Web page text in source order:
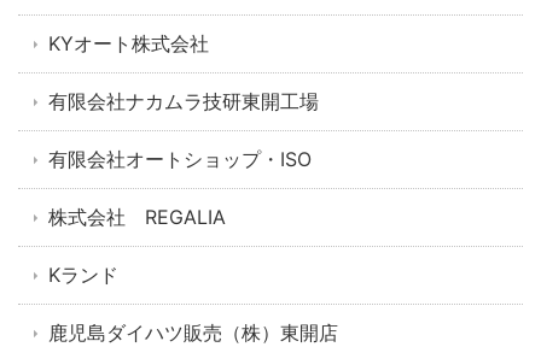
KYオート株式会社
有限会社ナカムラ技研東開工場
有限会社オートショップ・ISO
株式会社 REGALIA
Kランド
鹿児島ダイハツ販売（株）東開店